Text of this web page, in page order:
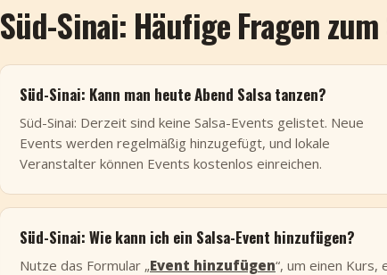
Süd-Sinai: Häufige Fragen zum
Süd-Sinai: Kann man heute Abend Salsa tanzen?
Süd-Sinai: Derzeit sind keine Salsa-Events gelistet. Neue
Events werden regelmäßig hinzugefügt, und lokale
Veranstalter können Events kostenlos einreichen.
Süd-Sinai: Wie kann ich ein Salsa-Event hinzufügen?
Nutze das Formular „Event hinzufügen“, um einen Kurs,